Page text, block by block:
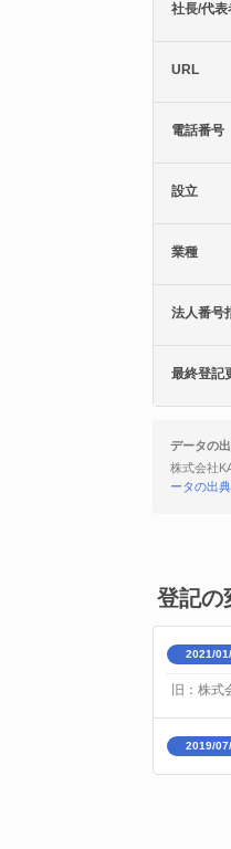
社長/代表
URL
電話番号
設立
業種
法人番号
最終登記
データの
株式会社
ータの出
登記の
2021/
旧：株
2019/